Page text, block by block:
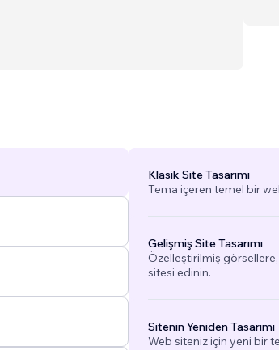
Klasik Site Tasarımı
Tema içeren temel bir
Gelişmiş Site Tasarımı
Özelleştirilmiş
sitesi edinin.
Sitenin Yeniden Tasarımı
Web siteniz için yeni bir